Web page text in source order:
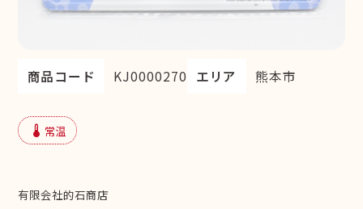
商品コード KJ0000270 エリア 熊本市
device_thermostat 常温
有限会社的石商店